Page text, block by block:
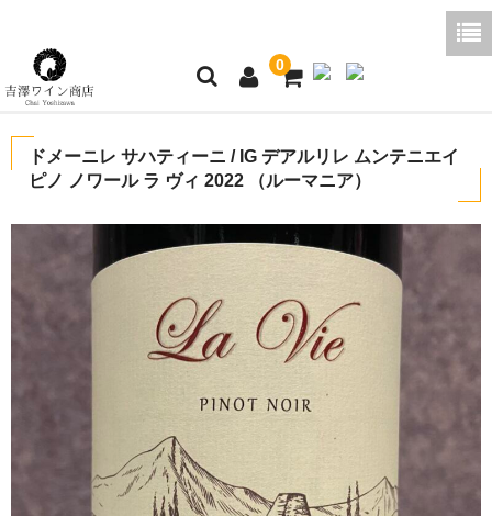
0
ご利用ガイド
商品一覧
好みから探す
よくあるご質問
お買い物かご
ドメーニレ サハティーニ / IG デアルリレ ムンテニエイ
ピノ ノワール ラ ヴィ 2022 （ルーマニア）